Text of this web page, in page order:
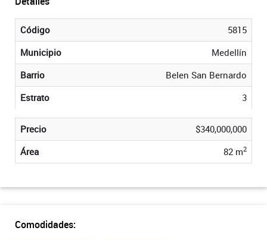
Código
5815
Municipio
Medellín
Barrio
Belen San Bernardo
Estrato
3
Precio
$340,000,000
Área
82 m2
Comodidades: